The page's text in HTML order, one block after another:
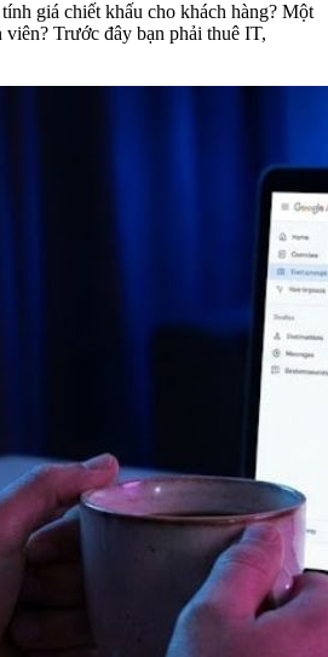
giá chiết khấu cho khách hàng? Một
Trước đây bạn phải thuê IT,